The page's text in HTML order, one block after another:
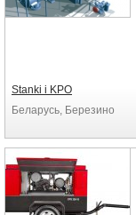
Stanki i KPO
Беларусь, Березино